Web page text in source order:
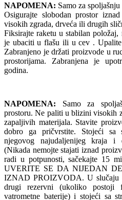
NAPOMENA: Samo za
Osigurajte slobodan prostor
visokih zgrada, drveća ili drugih
Fiksirajte raketu u stabilan
je ubaciti u flašu ili u cev .
Zabranjeno je držati proizvode u
prostorijama. Zabranjena je
godina.
NAPOMENA: Samo za
prostoru. Ne paliti u blizini visokih
zapaljivih materijala. Stavite
dobro ga pričvrstite. Stojeći
njegovog najudaljenijeg kraja i
(Nikada nemojte stajati iznad
radi u potpunosti, sačekajte 15
UVERITE SE DA NIJEDAN
IZNAD PROIZVODA. U slučaju
drugi rezervni (ukoliko postoji
vatrometne baterije) i stojeći sa